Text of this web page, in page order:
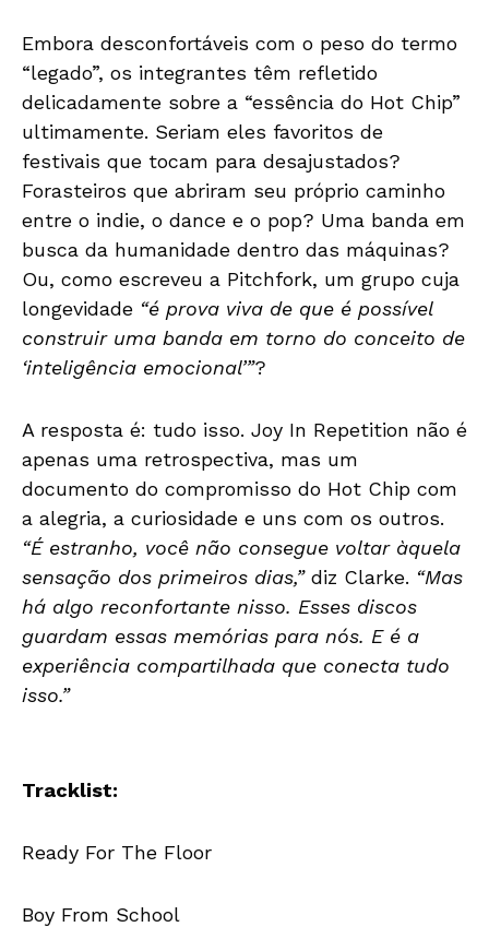
Embora desconfortáveis com o peso do termo
“legado”, os integrantes têm refletido
delicadamente sobre a “essência do Hot Chip”
ultimamente. Seriam eles favoritos de
festivais que tocam para desajustados?
Forasteiros que abriram seu próprio caminho
entre o indie, o dance e o pop? Uma banda em
busca da humanidade dentro das máquinas?
Ou, como escreveu a Pitchfork, um grupo cuja
longevidade “é prova viva de que é possível
construir uma banda em torno do conceito de
‘inteligência emocional’”?
A resposta é: tudo isso. Joy In Repetition não é
apenas uma retrospectiva, mas um
documento do compromisso do Hot Chip com
a alegria, a curiosidade e uns com os outros.
“É estranho, você não consegue voltar àquela
sensação dos primeiros dias,” diz Clarke. “Mas
há algo reconfortante nisso. Esses discos
guardam essas memórias para nós. E é a
experiência compartilhada que conecta tudo
isso.”
Tracklist:
Ready For The Floor
Boy From School